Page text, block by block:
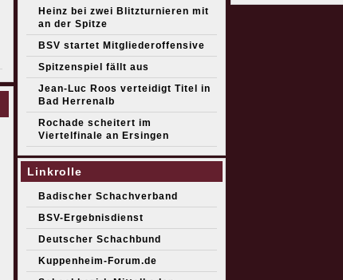
Heinz bei zwei Blitzturnieren mit
an der Spitze
BSV startet Mitgliederoffensive
Spitzenspiel fällt aus
Jean-Luc Roos verteidigt Titel in
Bad Herrenalb
Rochade scheitert im
Viertelfinale an Ersingen
Linkrolle
Badischer Schachverband
BSV-Ergebnisdienst
Deutscher Schachbund
Kuppenheim-Forum.de